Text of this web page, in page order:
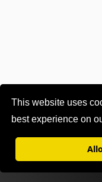
This website uses
best experience on
©1995-2026 OKI